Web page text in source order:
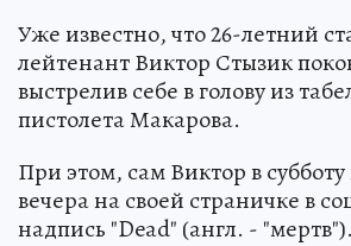
Уже известно, что 26-летний
лейтенант Виктор Стызик
выстрелив себе в голову из
пистолета Макарова.
При этом, сам Виктор в
вечера на своей страничке в
надпись "Dead" (англ. - "мертв").